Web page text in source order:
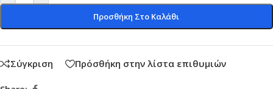
Προσθήκη Στο Καλάθι
Σύγκριση Πρόσθήκη στην λίστα επιθυμιών